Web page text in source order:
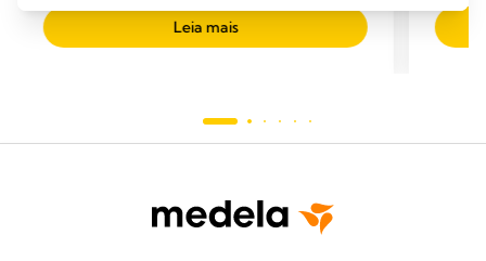
Leia mais